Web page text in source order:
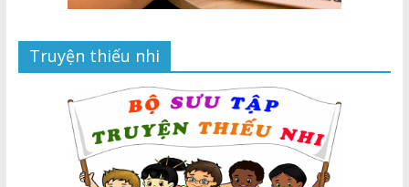
Truyện thiếu nhi